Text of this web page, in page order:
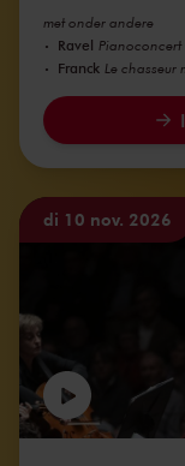
met onder andere
Ravel
Franck Le chasseur
di 10 nov. 2026